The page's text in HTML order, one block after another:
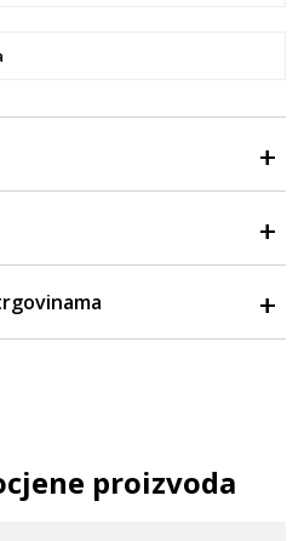
proizvoda